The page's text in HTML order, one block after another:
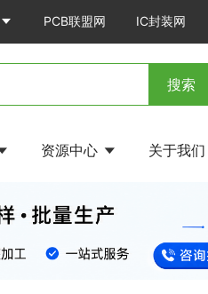
PCB联盟网 IC封装网
搜索
资源中心 关于我们